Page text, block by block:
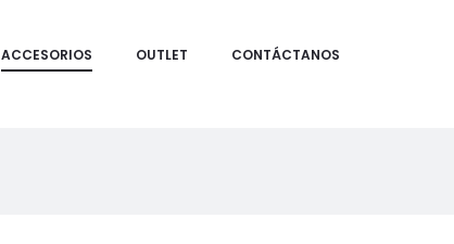
ACCESORIOS OUTLET CONTÁCTANOS